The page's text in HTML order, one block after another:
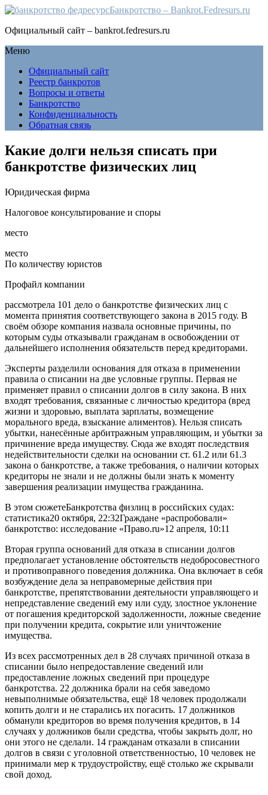
Банкротство – Bankrot.Fedresurs.ru
Официальный сайт – bankrot.fedresurs.ru
Меню
Официальный сайт
Реестр банкротов
Вопросы и ответы
Банкротство
Конфиденциальность
Обратная связь
Какие долги нельзя списать при
банкротстве физических лиц
Юридическая фирма
Налоговое консультирование и споры
место
место
По количеству юристов
Профайл компании
рассмотрела 101 дело о банкротстве физических лиц с
момента принятия соответствующего закона в 2015 году. В
своём обзоре компания назвала основные причины, по
которым суды отказывали гражданам в освобождении от
дальнейшего исполнения обязательств перед кредиторами.
Эксперты разделили основания для отказа в применении
правила о списании на две условные группы. Первая не
применяет правил о списании долгов в силу закона. В них
входят требования, связанные с личностью кредитора (вред
жизни и здоровью, выплата зарплаты, возмещение
морального вреда, взыскание алиментов). Нельзя списать
убытки, нанесённые арбитражным управляющим, и убытки за
причинение вреда имуществу. Сюда же входят последствия
недействительности сделки на основании ст. 61.2 или 61.3
закона о банкротстве, а также требования, о наличии которых
кредиторы не знали и не должны были знать к моменту
завершения реализации имущества гражданина.
В этом сюжетеБанкротства физлиц в российских судах:
статистика20 октября, 22:32Граждане «распробовали»
банкротство: исследование «Право.ru»12 апреля, 10:11
Вторая группа оснований для отказа в списании долгов
предполагает установление обстоятельств недобросовестного
и противоправного поведения должника. Она включает в себя
возбуждение дела за неправомерные действия при
банкротстве, препятствовании деятельности управляющего и
непредставление сведений ему или суду, злостное уклонение
от погашения кредиторской задолженности, ложные сведение
при получении кредита, сокрытие или уничтожение
имущества.
Из всех рассмотренных дел в 28 случаях причиной отказа в
списании было непредоставление сведений или
предоставление ложных сведений при процедуре
банкротства. 22 должника брали на себя заведомо
невыполнимые обязательства, ещё 18 человек продолжали
копить долги и не старались их погасить. 17 должников
обманули кредиторов во время получения кредитов, в 14
случаях у должников были средства, чтобы закрыть долг, но
они этого не сделали. 14 гражданам отказали в списании
долгов в связи с уголовной ответственностью, 10 человек не
принимали мер к трудоустройству, ещё столько же скрывали
свой доход.